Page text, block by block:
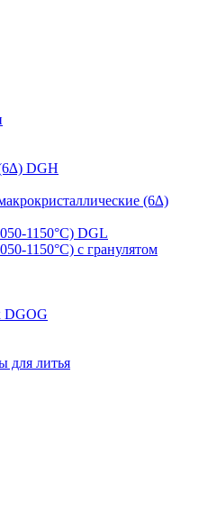
DGH
(6∆)
1150°С) DGL
1150°С) с гранулятом
DGOG
для литья